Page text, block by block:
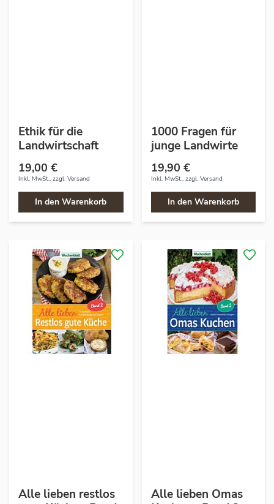
Ethik für die
Landwirtschaft
19,00 €
Inkl. MwSt., zzgl. Versand
In den Warenkorb
1000 Fragen für
junge Landwirte
19,90 €
Inkl. MwSt., zzgl. Versand
In den Warenkorb
Alle lieben restlos
Alle lieben Omas